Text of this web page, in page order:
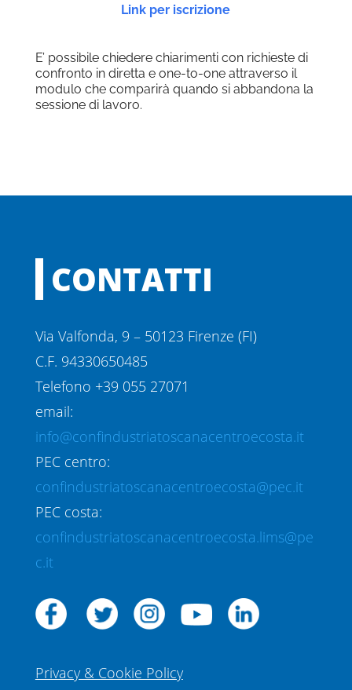
Link per iscrizione
E’ possibile chiedere chiarimenti con richieste di
confronto in diretta e one-to-one attraverso il
modulo che comparirà quando si abbandona la
sessione di lavoro.
CONTATTI
Via Valfonda, 9 – 50123 Firenze (FI)
C.F. 94330650485
Telefono +39 055 27071
email:
info@confindustriatoscanacentroecosta.it
PEC centro:
confindustriatoscanacentroecosta@pec.it
PEC costa:
confindustriatoscanacentroecosta.lims@pe
c.it
Privacy & Cookie Policy